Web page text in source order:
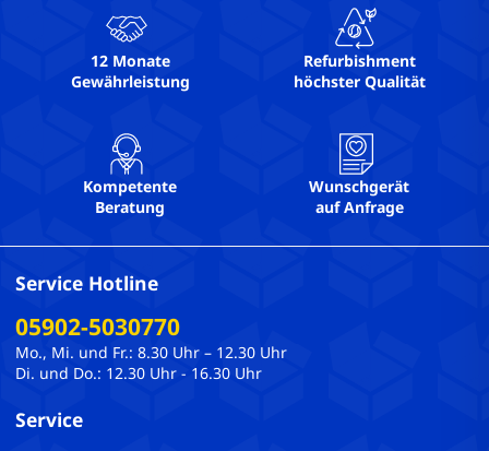
12 Monate
Gewährleistung
Refurbishment
höchster Qualität
Kompetente
Beratung
Wunschgerät
auf Anfrage
Service Hotline
05902-5030770
Mo., Mi. und Fr.: 8.30 Uhr – 12.30 Uhr
Di. und Do.: 12.30 Uhr - 16.30 Uhr
Service